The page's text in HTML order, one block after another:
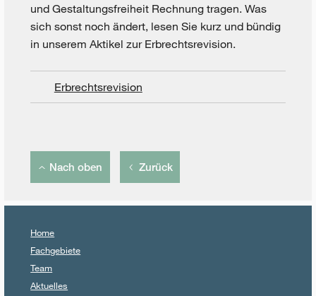
und Gestaltungsfreiheit Rechnung tragen. Was
sich sonst noch ändert, lesen Sie kurz und bündig
in unserem Aktikel zur Erbrechtsrevision.
Erbrechtsrevision
Nach oben Zurück
Home
Fachgebiete
Team
Aktuelles